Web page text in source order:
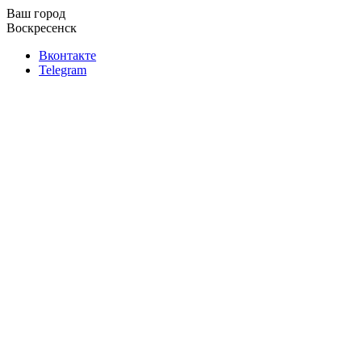
Ваш город
Воскресенск
Вконтакте
Telegram